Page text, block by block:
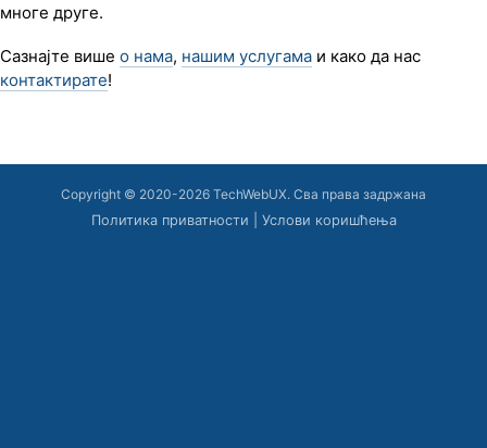
многе друге.
Сазнајте више о нама, нашим услугама и како да нас
контактирате!
Copyright © 2020-2026 TechWebUX. Сва права задржана
Политика приватности
Услови коришћења